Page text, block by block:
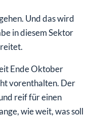
Und das wird
in diesem Sektor
Ende Oktober
vorenthalten. Der
reif für einen
wie weit, was soll